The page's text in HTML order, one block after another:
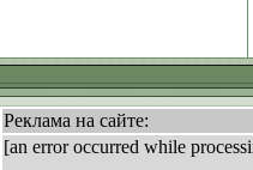
Реклама на сайте:
[an error occurred while